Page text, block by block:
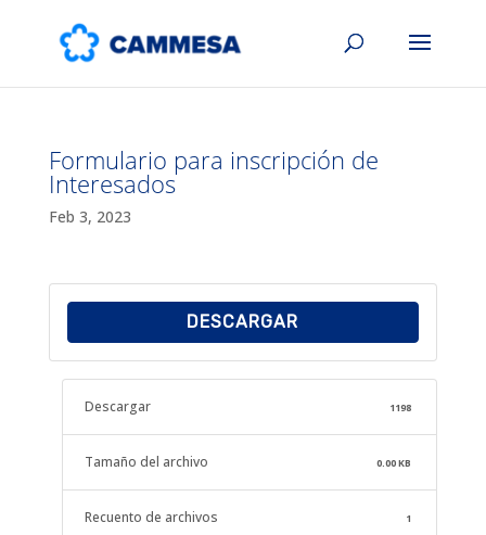
Formulario para inscripción de
Interesados
Feb 3, 2023
DESCARGAR
Descargar 1198
Tamaño del archivo 0.00 KB
Recuento de archivos 1